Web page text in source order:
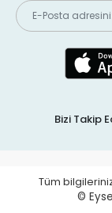
Bizi Takip
Tüm
©